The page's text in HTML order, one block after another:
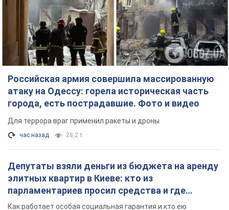
Российская армия совершила массированную
атаку на Одессу: горела историческая часть
города, есть пострадавшие. Фото и видео
Для террора враг применил ракеты и дроны
час назад 28,2 т.
Депутаты взяли деньги из бюджета на аренду
элитных квартир в Киеве: кто из
парламентариев просил средства и где
поселился
Как работает особая социальная гарантия и кто ею